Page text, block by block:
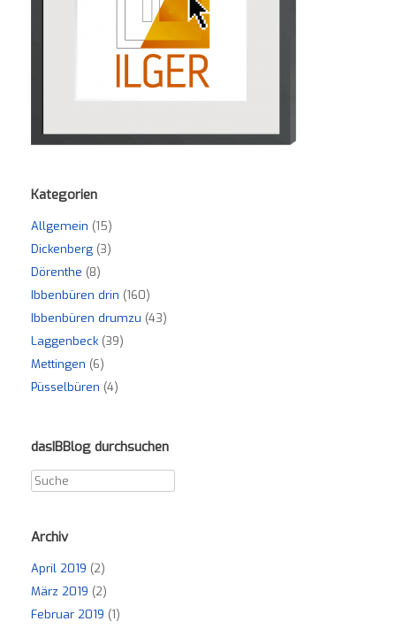
Kategorien
Allgemein (15)
Dickenberg (3)
Dörenthe (8)
Ibbenbüren drin (160)
Ibbenbüren drumzu (43)
Laggenbeck (39)
Mettingen (6)
Püsselbüren (4)
dasIBBlog durchsuchen
Archiv
April 2019 (2)
März 2019 (2)
Februar 2019 (1)